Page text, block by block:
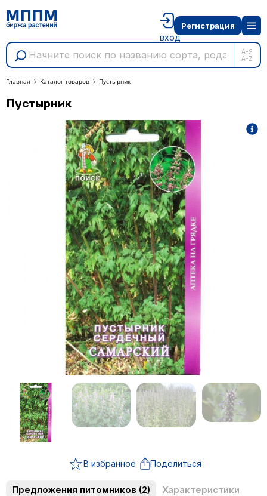
А-Я
A-Z
вход
Регистрация
Главная Каталог товаров Пустырник
Пустырник
В избранное Поделиться
Предложения питомников (2)
Характеристики